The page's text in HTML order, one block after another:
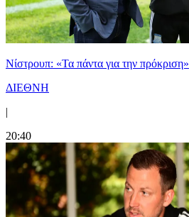
Νίστρουπ: «Τα πάντα για την πρόκριση»
ΔΙΕΘΝΗ
|
20:40